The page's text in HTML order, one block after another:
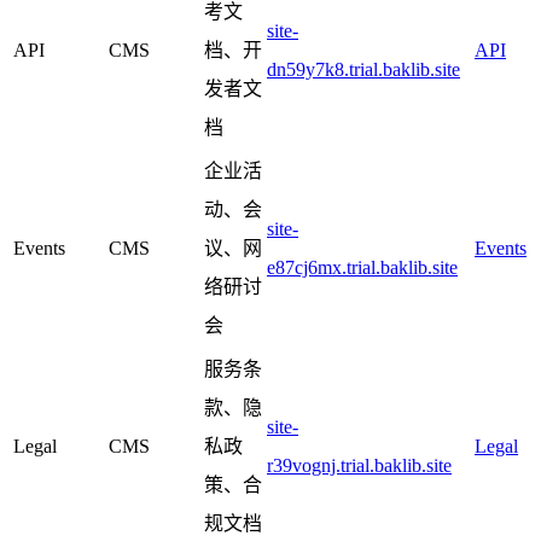
API CMS
考文
档、开
发者文
档
site-
dn59y7k8.trial.baklib.site
API
Events CMS
企业活
动、会
议、网
络研讨
会
site-
e87cj6mx.trial.baklib.site
Events
Legal CMS
服务条
款、隐
私政
策、合
规文档
site-
r39vognj.trial.baklib.site
Legal